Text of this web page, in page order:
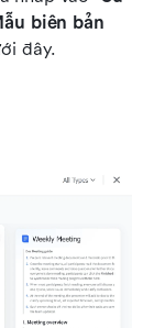
biên bản
đây.